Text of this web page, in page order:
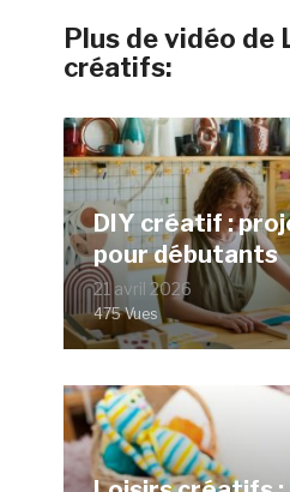
Plus de vidéo de
créatifs:
DIY créatif :
pour débutants
21 avril 2026
475 Vues